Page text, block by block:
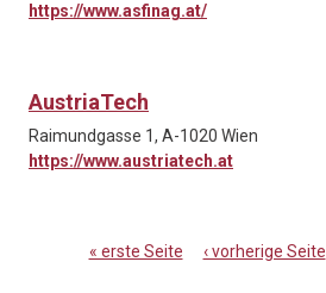
https://www.asfinag.at/
AustriaTech
Raimundgasse 1, A-1020 Wien
https://www.austriatech.at
« erste Seite ‹ vorherige Seite